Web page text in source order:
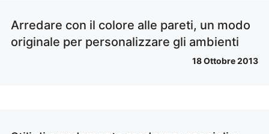
Arredare con il colore alle pareti, un modo
originale per personalizzare gli ambienti
18 Ottobre 2013